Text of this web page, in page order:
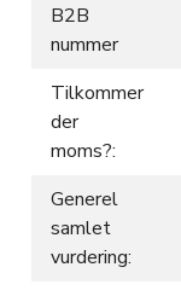
B2B
nummer
Tilkommer
der
moms?:
Generel
samlet
vurdering: